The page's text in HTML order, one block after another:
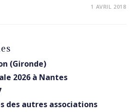
1 AVRIL 2018
(Gironde)
2026 à Nantes
des autres associations